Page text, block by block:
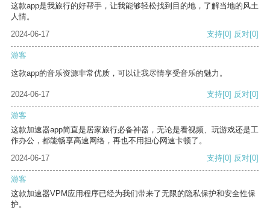
这款app是我旅行的好帮手，让我能够轻松找到目的地，了解当地的风土
人情。
2024-06-17
支持[0] 反对[0]
游客
这款app的音乐资源非常优质，可以让我尽情享受音乐的魅力。
2024-06-17 支持[0] 反对[0]
游客
这款加速器app简直是居家旅行必备神器，无论是看视频、玩游戏还是工
作办公，都能畅享高速网络，再也不用担心网速卡顿了。
2024-06-17
支持[0] 反对[0]
游客
这款加速器VPM应用程序已经为我们带来了无限的隐私保护和安全性保
护。